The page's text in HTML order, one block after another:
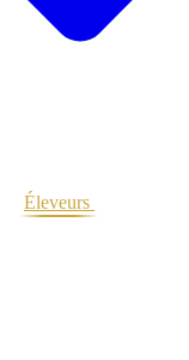
Éleveurs